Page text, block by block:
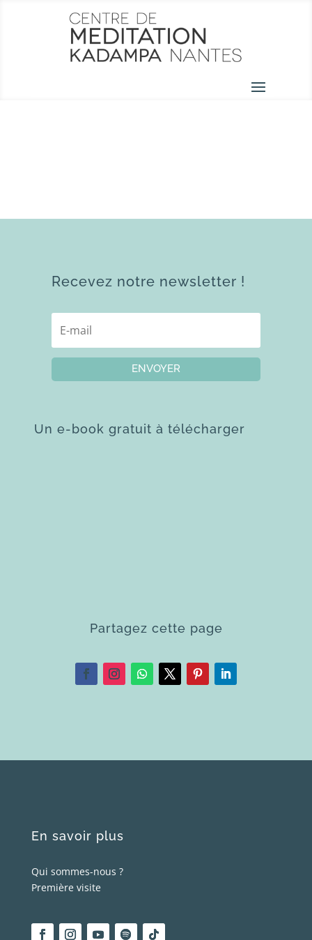
Recevez notre newsletter !
ENVOYER
Un e-book gratuit à télécharger
Partagez cette page
En savoir plus
Qui sommes-nous ?
Première visite